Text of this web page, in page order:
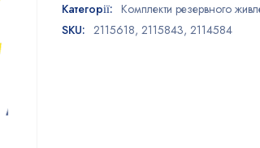
Категорії: Комплекти резервного
SKU: 2115618, 2115843, 2114584